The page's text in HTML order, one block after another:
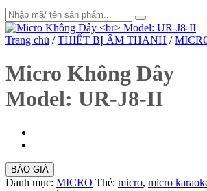
Trang chủ / THIẾT BỊ ÂM THANH /
Micro Không Dây
Model: UR-J8-II
BÁO GIÁ
Danh mục: MICRO Thẻ: micro, micro